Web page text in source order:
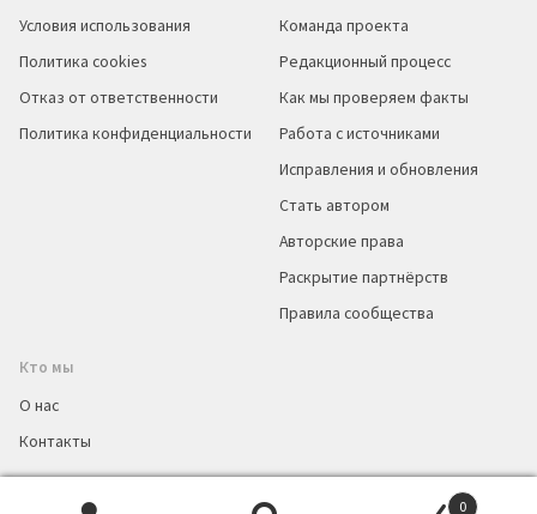
0
Условия использования
Политика cookies
Отказ от ответственности
Политика конфиденциальности
Команда проекта
Редакционный процесс
Как мы проверяем факты
Работа с источниками
Исправления и обновления
Стать автором
Авторские права
Раскрытие партнёрств
Правила сообщества
Кто мы
О нас
Контакты